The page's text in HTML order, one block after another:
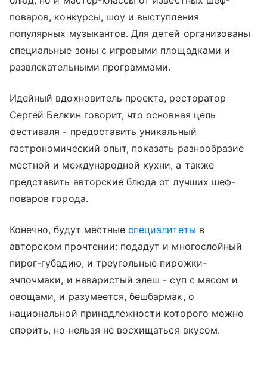
поваров, конкурсы, шоу и выступления
популярных музыкантов. Для детей организованы
специальные зоны с игровыми площадками и
развлекательными программами.
Идейный вдохновитель проекта, ресторатор
Сергей Белкин говорит, что основная цель
фестиваля - предоставить уникальный
гастрономический опыт, показать разнообразие
местной и международной кухни, а также
представить авторские блюда от лучших шеф-
поваров города.
Конечно, будут местныеспециалитеты в
авторском прочтении: подадут и многослойный
пирог-губадию, и треугольные пирожки-
эчпочмаки, и наваристый элеш - суп с мясом и
овощами, и разумеется, бешбармак, о
национальной принадлежности которого можно
спорить, но нельзя не восхищаться вкусом.